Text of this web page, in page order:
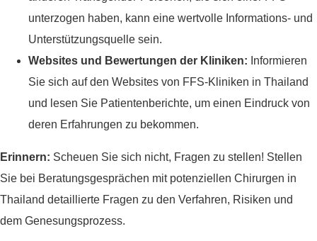
unterzogen haben, kann eine wertvolle Informations- und
Unterstützungsquelle sein.
Websites und Bewertungen der Kliniken: Informieren
Sie sich auf den Websites von FFS-Kliniken in Thailand
und lesen Sie Patientenberichte, um einen Eindruck von
deren Erfahrungen zu bekommen.
Erinnern: Scheuen Sie sich nicht, Fragen zu stellen! Stellen
Sie bei Beratungsgesprächen mit potenziellen Chirurgen in
Thailand detaillierte Fragen zu den Verfahren, Risiken und
dem Genesungsprozess.